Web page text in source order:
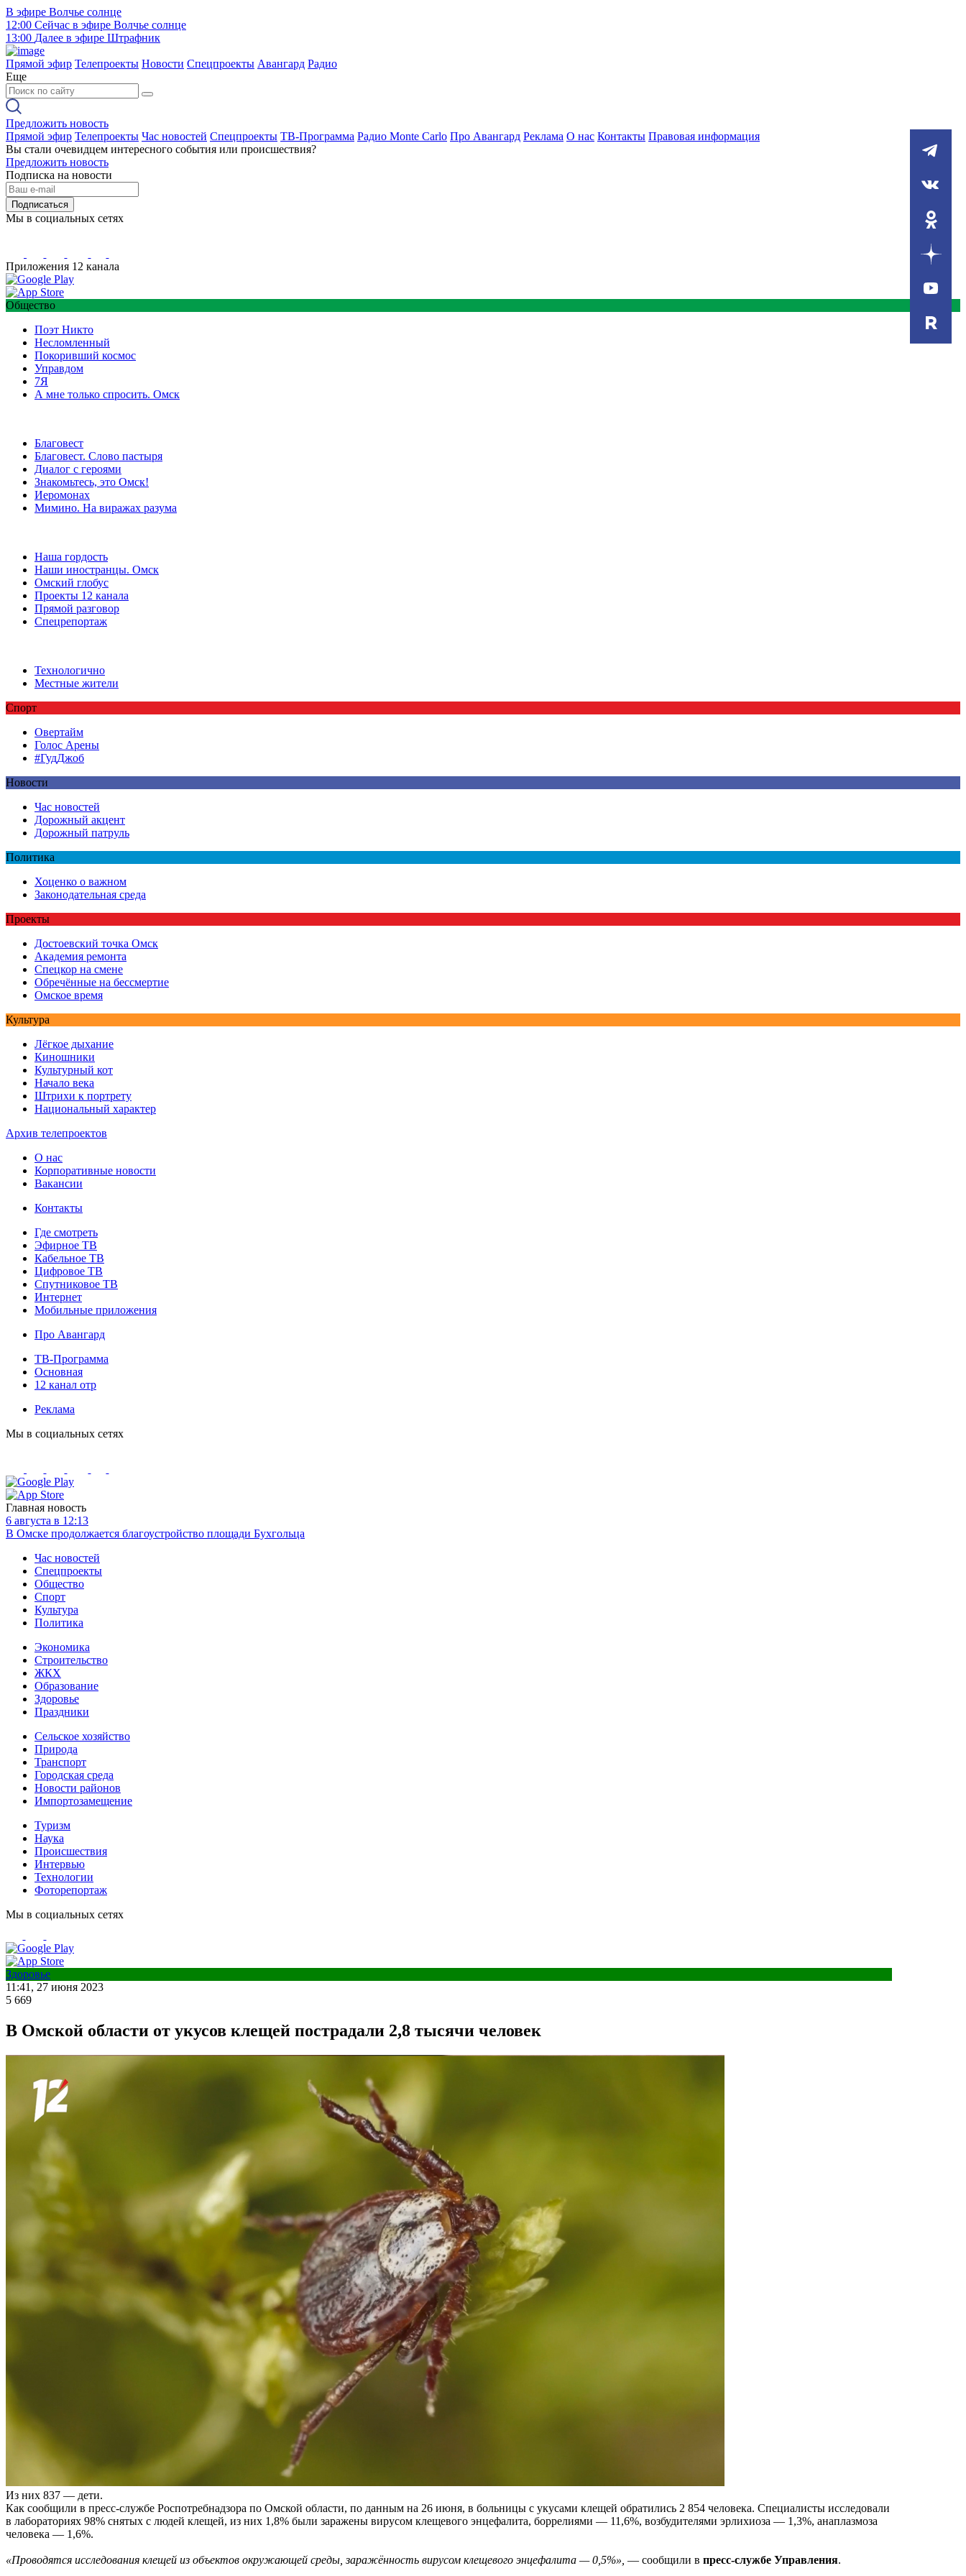
В эфире Волчье солнце
12:00 Сейчас в эфире Волчье солнце
13:00 Далее в эфире Штрафник
Прямой эфир Телепроекты Новости Спецпроекты Авангард Радио
Еще
Предложить новость
Прямой эфир Телепроекты Час новостей Спецпроекты ТВ-Программа Радио Monte Carlo Про Авангард Реклама О нас Контакты Правовая информация
Вы стали очевидцем интересного события или происшествия?
Предложить новость
Подписка на новости
Подписаться
Мы в социальных сетях
Приложения 12 канала
Общество
Поэт Никто
Несломленный
Покоривший космос
Управдом
7Я
А мне только спросить. Омск
Благовест
Благовест. Слово пастыря
Диалог с героями
Знакомьтесь, это Омск!
Иеромонах
Мимино. На виражах разума
Наша гордость
Наши иностранцы. Омск
Омский глобус
Проекты 12 канала
Прямой разговор
Спецрепортаж
Технологично
Местные жители
Спорт
Овертайм
Голос Арены
#ГудДжоб
Новости
Час новостей
Дорожный акцент
Дорожный патруль
Политика
Хоценко о важном
Законодательная среда
Проекты
Достоевский точка Омск
Академия ремонта
Спецкор на смене
Обречённые на бессмертие
Омское время
Культура
Лёгкое дыхание
Киношники
Культурный кот
Начало века
Штрихи к портрету
Национальный характер
Архив телепроектов
О нас
Корпоративные новости
Вакансии
Контакты
Где смотреть
Эфирное ТВ
Кабельное ТВ
Цифровое ТВ
Спутниковое ТВ
Интернет
Мобильные приложения
Про Авангард
ТВ-Программа
Основная
12 канал отр
Реклама
Мы в социальных сетях
Главная новость
6 августа в 12:13
В Омске продолжается благоустройство площади Бухгольца
Час новостей
Спецпроекты
Общество
Спорт
Культура
Политика
Экономика
Строительство
ЖКХ
Образование
Здоровье
Праздники
Сельское хозяйство
Природа
Транспорт
Городская среда
Новости районов
Импортозамещение
Туризм
Наука
Происшествия
Интервью
Технологии
Фоторепортаж
Мы в социальных сетях
Здоровье
11:41, 27 июня 2023
5 669
В Омской области от укусов клещей пострадали 2,8 тысячи человек
Из них 837 — дети.
Как сообщили в пресс-службе Роспотребнадзора по Омской области, по данным на 26 июня, в больницы с укусами клещей обратились 2 854 человека. Специалисты исследовали
в лабораториях 98% снятых с людей клещей, из них 1,8% были заражены вирусом клещевого энцефалита, боррелиями — 11,6%, возбудителями эрлихиоза — 1,3%, анаплазмоза
человека — 1,6%.
«Проводятся исследования клещей из объектов окружающей среды, заражённость вирусом клещевого энцефалита — 0,5%» — сообщили в пресс-службе Управления.